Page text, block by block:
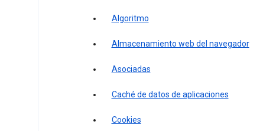
Algoritmo
Almacenamiento web del navegador
Asociadas
Caché de datos de aplicaciones
Cookies